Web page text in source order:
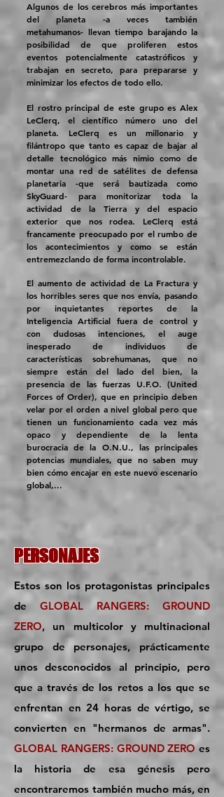
Algunos de los cerebros más importantes
del planeta -a veces también
metahumanos- llevan tiempo barajando la
posibilidad de que proliferen estos
eventos potencialmente catastróficos y
trabajan en secreto, para prepararse y
minimizar los efectos de todo ello.
El rostro principal de este grupo es Alex
LeClerq, el científico número uno del
planeta. LeClerq es un millonario y
filántropo que tanto es capaz de bajar al
detalle tecnológico más nimio como de
montar una red de satélites de defensa
planetaria -que será bautizada como
SkyGuard- para monitorizar toda la
actividad de la Tierra y del espacio
exterior que nos rodea. LeClerq está
francamente preocupado por el rumbo de
los acontecimientos y como se están
entremezclando de forma incontrolable.
El aumento de actividad de La Fractura y
los horribles seres que nos envía, pasando
por inquietantes reportes de la
Inteligencia Artificial fuera de control y
con dudosas intenciones, el auge
inesperado de individuos de
características sobrehumanas, que no
siempre están del lado del bien, la
presencia de las fuerzas U.F.O. (United
Forces of Order), que en principio deben
velar por el orden a nivel global pero que
tienen un funcionamiento cada vez más
opaco y dependiente de la lenta
burocracia de la O.N.U., las principales
potencias mundiales, que no saben muy
bien cómo encajar en este nuevo escenario
global,...
PERSONAJES
Estos son los protagonistas principales
de GLOBAL RANGERS: GROUND
ZERO, un multicolor y multinacional
grupo de personajes, prácticamente
unos desconocidos al principio, pero
que a través de los retos a los que se
enfrentan en 24 horas de vértigo, se
convierten en "hermanos de armas".
GLOBAL RANGERS: GROUND ZEROes
la historia de esa génesis pero
encontraremos también mucho más, en